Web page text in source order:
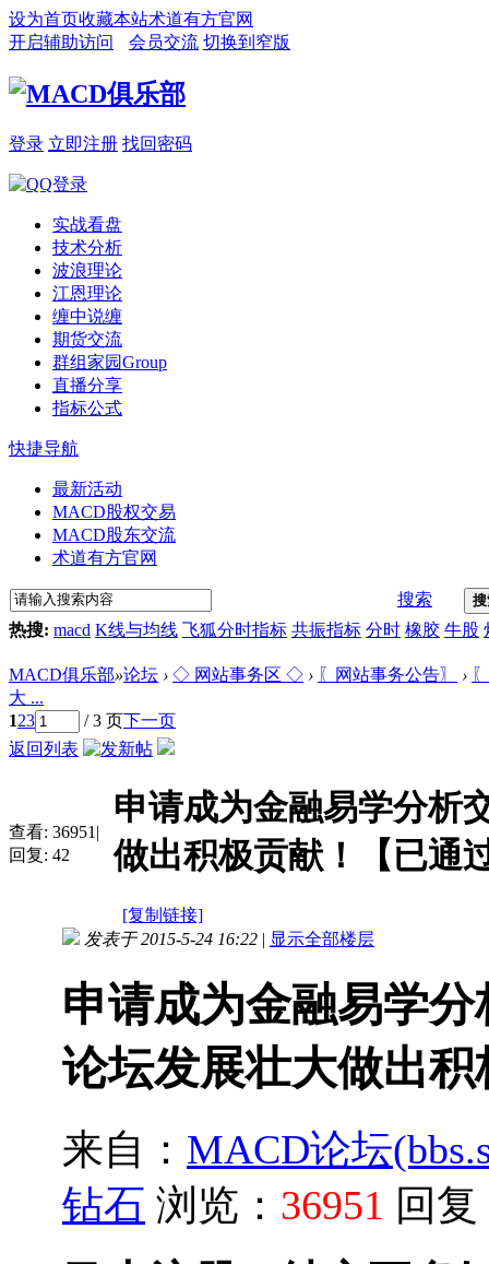
设为首页收藏本站术道有方官网
开启辅助访问
会员交流 切换到窄版
登录 立即注册 找回密码
实战看盘
技术分析
波浪理论
江恩理论
缠中说缠
期货交流
群组家园Group
直播分享
指标公式
快捷导航
最新活动
MACD股权交易
MACD股东交流
术道有方官网
搜索
热搜: macd K线与均线 飞狐分时指标 共振指标 分时 橡胶 牛股
MACD俱乐部»论坛 › ◇ 网站事务区 ◇ › 〖网站事务公告〗 ›
大 ...
123 / 3 页下一页
返回列表
查看: 36951 |
回复: 42
申请成为金融易学分析
做出积极贡献！【已通
[复制链接]
发表于 2015-5-24 16:22 | 显示全部楼层
申请成为金融易学
论坛发展壮大做出
来自： MACD论坛
钻石 浏览： 36951 回